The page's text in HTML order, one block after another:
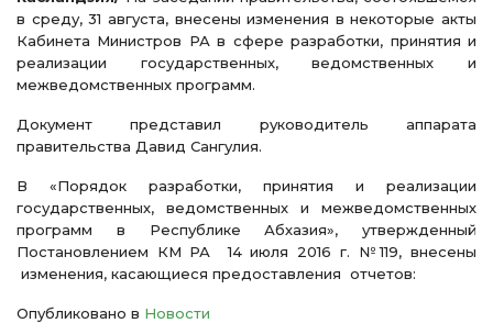
в среду, 31 августа, внесены изменения в некоторые акты
Кабинета Министров РА в сфере разработки, принятия и
реализации государственных, ведомственных и
межведомственных программ.
Документ представил руководитель аппарата
правительства Давид Сангулия.
В «Порядок разработки, принятия и реализации
государственных, ведомственных и межведомственных
программ в Республике Абхазия», утвержденный
Постановлением КМ РА 14 июля 2016 г. №119, внесены
изменения, касающиеся предоставления отчетов:
Опубликовано в Новости